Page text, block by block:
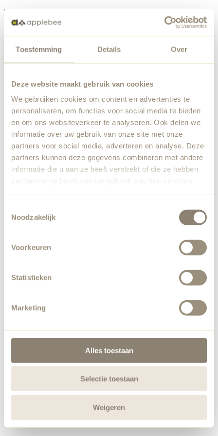
Toestemming Details Over
Deze website maakt gebruik van cookies
We gebruiken cookies om content en advertenties te
personaliseren, om functies voor social media te bieden
en om ons websiteverkeer te analyseren. Ook delen we
informatie over uw gebruik van onze site met onze
partners voor social media, adverteren en analyse. Deze
partners kunnen deze gegevens combineren met andere
informatie die u aan ze heeft verstrekt of die ze hebben
verzameld op basis van uw gebruik van hun services.
Noodzakelijk
Voorkeuren
Statistieken
Marketing
Alles toestaan
Selectie toestaan
Weigeren
Something went wrong
been notified.
Back to home